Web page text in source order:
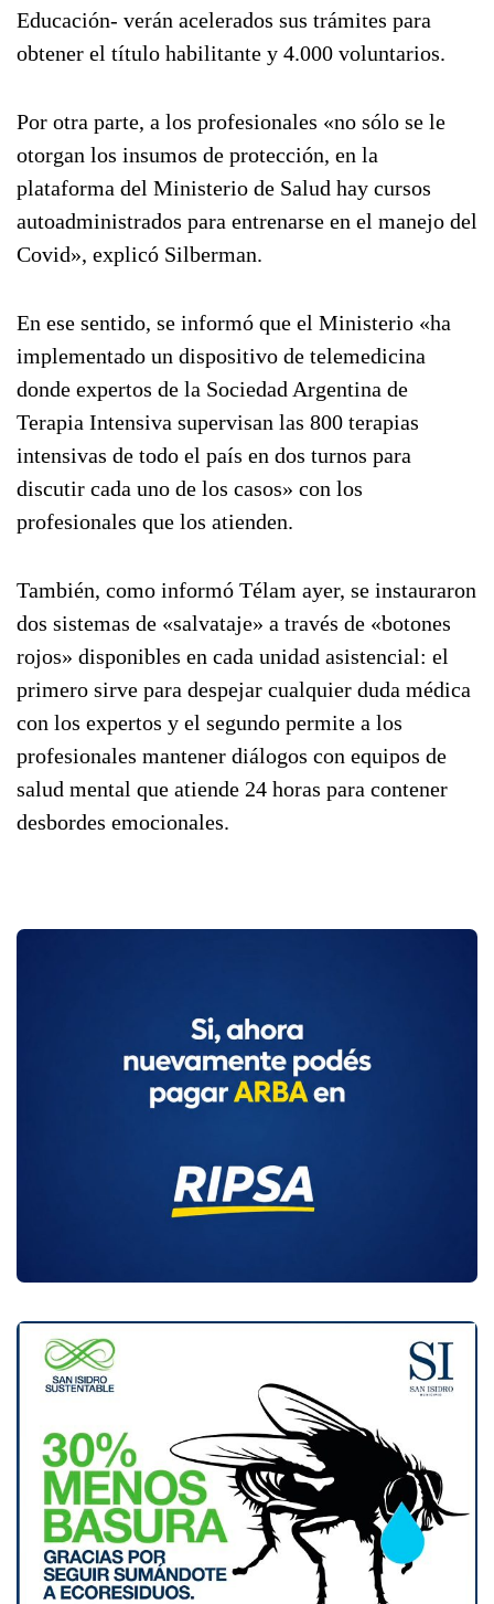
Educación- verán acelerados sus trámites para
obtener el título habilitante y 4.000 voluntarios.
Por otra parte, a los profesionales «no sólo se le
otorgan los insumos de protección, en la
plataforma del Ministerio de Salud hay cursos
autoadministrados para entrenarse en el manejo del
Covid», explicó Silberman.
En ese sentido, se informó que el Ministerio «ha
implementado un dispositivo de telemedicina
donde expertos de la Sociedad Argentina de
Terapia Intensiva supervisan las 800 terapias
intensivas de todo el país en dos turnos para
discutir cada uno de los casos» con los
profesionales que los atienden.
También, como informó Télam ayer, se instauraron
dos sistemas de «salvataje» a través de «botones
rojos» disponibles en cada unidad asistencial: el
primero sirve para despejar cualquier duda médica
con los expertos y el segundo permite a los
profesionales mantener diálogos con equipos de
salud mental que atiende 24 horas para contener
desbordes emocionales.